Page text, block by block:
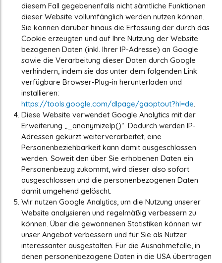
diesem Fall gegebenenfalls nicht sämtliche Funktionen
dieser Website vollumfänglich werden nutzen können.
Sie können darüber hinaus die Erfassung der durch das
Cookie erzeugten und auf Ihre Nutzung der Website
bezogenen Daten (inkl. Ihrer IP-Adresse) an Google
sowie die Verarbeitung dieser Daten durch Google
verhindern, indem sie das unter dem folgenden Link
verfügbare Browser-Plug-in herunterladen und
installieren:
https://tools.google.com/dlpage/gaoptout?hl=de.
Diese Website verwendet Google Analytics mit der
Erweiterung „_anonymizeIp()“. Dadurch werden IP-
Adressen gekürzt weiterverarbeitet, eine
Personenbeziehbarkeit kann damit ausgeschlossen
werden. Soweit den über Sie erhobenen Daten ein
Personenbezug zukommt, wird dieser also sofort
ausgeschlossen und die personenbezogenen Daten
damit umgehend gelöscht.
Wir nutzen Google Analytics, um die Nutzung unserer
Website analysieren und regelmäßig verbessern zu
können. Über die gewonnenen Statistiken können wir
unser Angebot verbessern und für Sie als Nutzer
interessanter ausgestalten. Für die Ausnahmefälle, in
denen personenbezogene Daten in die USA übertragen